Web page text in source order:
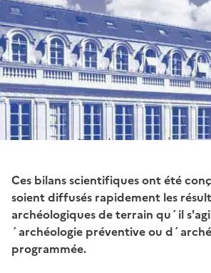
Ces bilans scientifiques ont été
soient diffusés rapidement les
archéologiques de terrain qu´il
´archéologie préventive ou
programmée.